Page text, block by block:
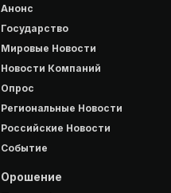
Анонс
Государство
Мировые Новости
Новости Компаний
Опрос
Региональные Новости
Российские Новости
Событие
Орошение